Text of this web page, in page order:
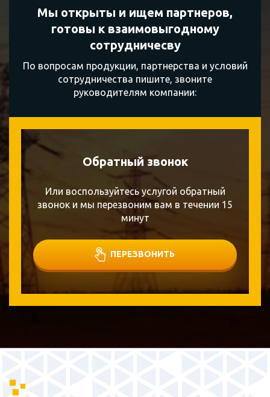
Мы открыты и ищем партнеров,
готовы квзаимовыгодному
сотрудничесву
По вопросам продукции, партнерства и условий
сотрудничества пишите, звоните
руководителям компании:
Обратный звонок
Или воспользуйтесь услугой обратный
звонок и мы перезвоним вам в течении 15
минут
ПЕРЕЗВОНИТЬ